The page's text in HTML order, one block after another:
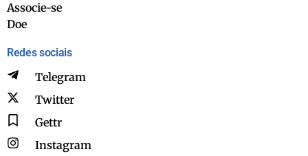
Associe-se
Doe
Redes sociais
Telegram
Twitter
Gettr
Instagram